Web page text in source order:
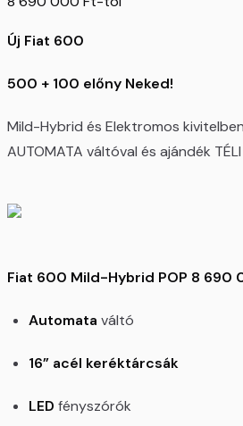
Új Fiat 600
500 + 100 előny Neked!
Mild-Hybrid és Elektromos
AUTOMATA váltóval és ajándék TÉLI
Fiat 600 Mild-Hybrid POP 8
Automata váltó
16” acél keréktárcsák
LED fényszórók